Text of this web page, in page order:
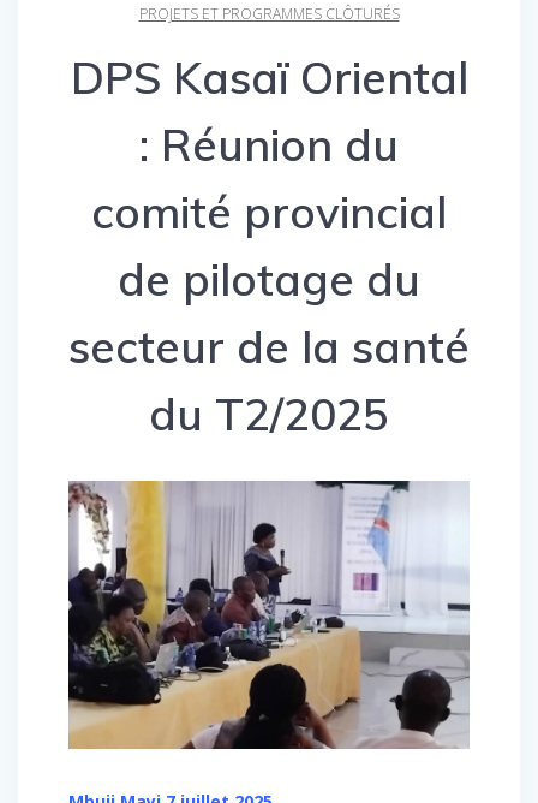
PROJETS ET PROGRAMMES CLÔTURÉS
DPS Kasaï Oriental
: Réunion du
comité provincial
de pilotage du
secteur de la santé
du T2/2025